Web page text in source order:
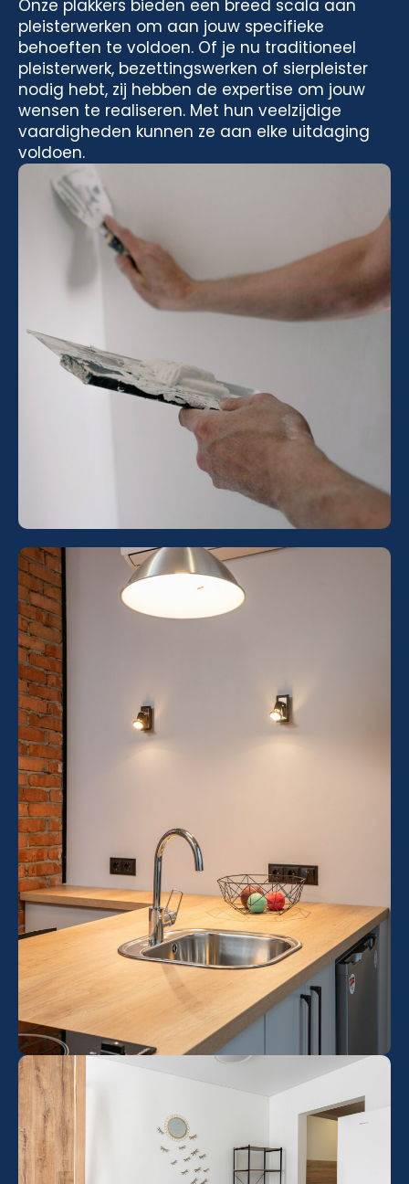
Onze plakkers bieden een breed scala aan
pleisterwerken om aan jouw specifieke
behoeften te voldoen. Of je nu traditioneel
pleisterwerk, bezettingswerken of sierpleister
nodig hebt, zij hebben de expertise om jouw
wensen te realiseren. Met hun veelzijdige
vaardigheden kunnen ze aan elke uitdaging
voldoen.